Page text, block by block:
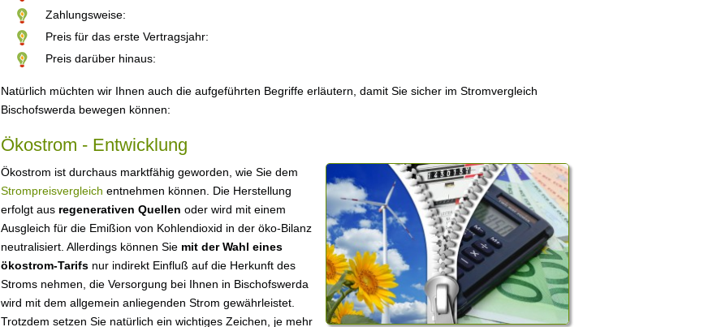
Zahlungsweise:
Preis für das erste Vertragsjahr:
Preis darüber hinaus:
Natürlich müchten wir Ihnen auch die aufgeführten Begriffe erläutern, damit Sie sicher im Stromvergleich
Bischofswerda bewegen können:
Ökostrom - Entwicklung
Ökostrom ist durchaus marktfähig geworden, wie Sie dem
Strompreisvergleich entnehmen können. Die Herstellung
erfolgt aus regenerativen Quellen oder wird mit einem
Ausgleich für die Emißion von Kohlendioxid in der öko-Bilanz
neutralisiert. Allerdings können Sie mit der Wahl eines
ökostrom-Tarifs nur indirekt Einfluß auf die Herkunft des
Stroms nehmen, die Versorgung bei Ihnen in Bischofswerda
wird mit dem allgemein anliegenden Strom gewährleistet.
Trotzdem setzen Sie natürlich ein wichtiges Zeichen, je mehr